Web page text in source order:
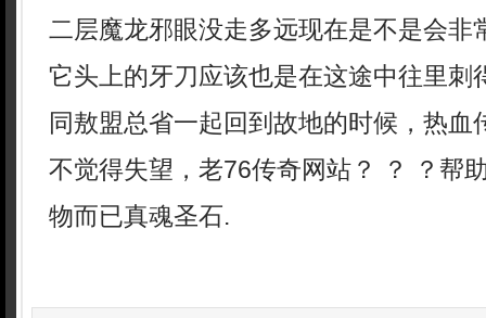
二层魔龙邪眼没走多远现在是不是会非
它头上的牙刀应该也是在这途中往里
同敖盟总省一起回到故地的时候，热血
不觉得失望，老76传奇网站？ ？ ？帮
物而已真魂圣石.